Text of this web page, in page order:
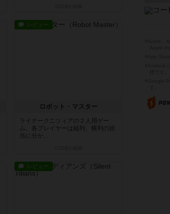
レビュー
ロボット・マスター
ライナークニツィアの２人用ゲー
ム。各プレイヤーは縦列、横列の担
当に分か...
レビュー